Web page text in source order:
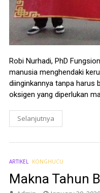
Robi Nurhadi, PhD
manusia menghendaki
diinginkannya tanpa harus
oksigen yang diperlukan
Selanjutnya
ARTIKEL KONGHUCU
Makna Tahun